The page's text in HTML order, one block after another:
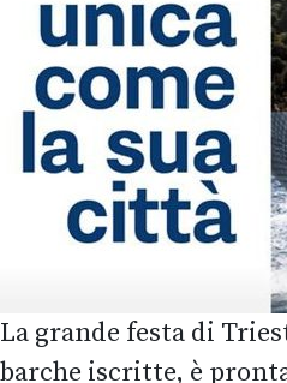
La grande festa di
barche iscritte, è